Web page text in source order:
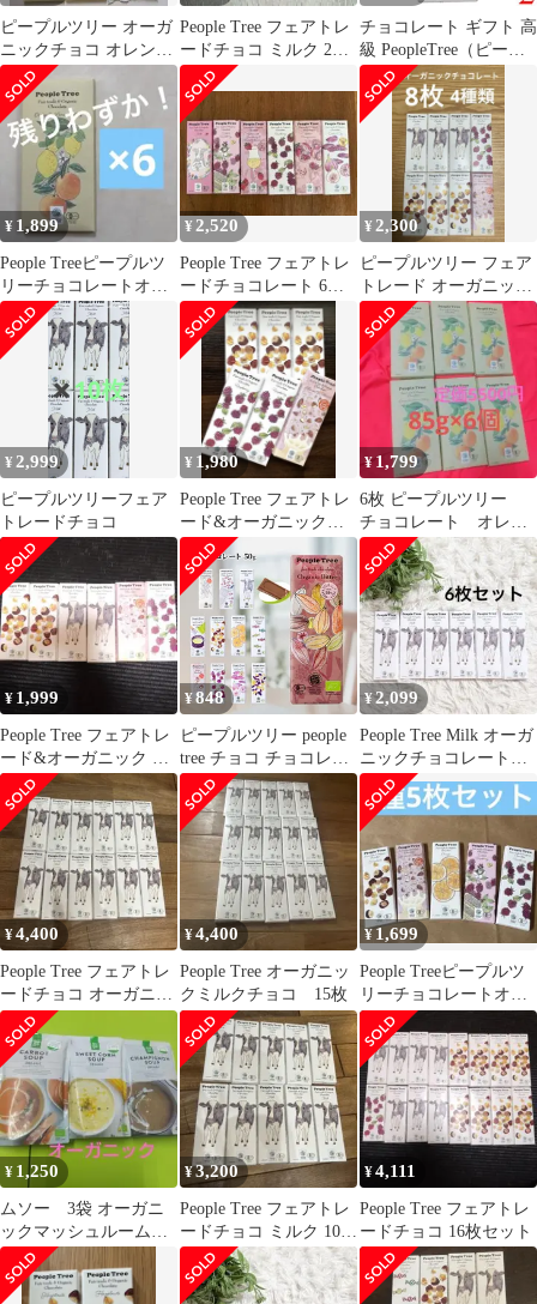
ピープルツリー オーガ
ニックチョコ オレンジ
&レモンフィリング 4個
抹茶チョコ
People Tree フェアトレ
ードチョコ ミルク 2枚
セット
チョコレート ギフト 高
級 PeopleTree（ピープ
ルツリー）チョコレー
ト ヘーゼルナッツ 50g
2個セット 送料無料
¥ 1,899
People Treeピープルツ
リーチョコレートオー
ガニック オレンジ＆
レモン6
¥ 2,520
People Tree フェアトレ
ードチョコレート 6種
セット
¥ 2,300
ピープルツリー フェア
トレード オーガニック
チョコレート 4種類 8
枚 ②
¥ 2,999
ピープルツリーフェア
トレードチョコ
¥ 1,980
People Tree フェアトレ
ード&オーガニックチ
ョコレート 6枚セット
¥ 1,799
6枚 ピープルツリー
チョコレート オレン
ジ＆レモン フィリン
グ オーガニック
¥ 1,999
People Tree フェアトレ
ード&オーガニック チ
ョコ4種6枚セット
¥848
ピープルツリー people
tree チョコ チョコレー
ト フェアトレードチョ
コ 板チョコ オーガニッ
ク チョコレート 乳化剤
不使用 スイス 高カカオ
ミルク ハイカカオ アー
モンド ヘーゼルナッツ
ビター キャラメル バレ
ンタイン プレゼント
(1/2)
¥2,099
People Tree Milk オーガ
ニックチョコレート
ミルク 6枚セット①
¥4,400
People Tree フェアトレ
ードチョコ オーガニッ
クミルク 12個
¥4,400
People Tree オーガニッ
クミルクチョコ 15枚
¥1,699
People Treeピープルツ
リーチョコレートオー
ガニック 5種5枚セッ
ト
¥ 1,250
ムソー 3袋 オーガニ
ックマッシュルームス
ープ コーンスープ キャ
ロットスープ
¥3,200
People Tree フェアトレ
ードチョコ ミルク 10枚
セット オーガニック
¥4,111
People Tree フェアトレ
ードチョコ 16枚セット